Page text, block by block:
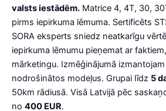
valsts iestādēm. Matrice 4, 4T, 30,
pirms iepirkuma lēmuma. Sertificēts
SORA eksperts sniedz neatkarīgu
iepirkuma lēmumu pieņemat ar
mārketingu. Izmēģinājumā izmantojam
nodrošinātos modeļus. Grupai līdz 5
50km rādiusā. Visā Latvijā pēc
no 400 EUR.